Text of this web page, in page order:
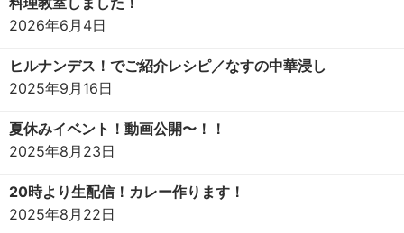
2026年6月4日
ヒルナンデス！でご紹介レシピ／なすの中華浸し
2025年9月16日
夏休みイベント！動画公開〜！！
2025年8月23日
20時より生配信！カレー作ります！
2025年8月22日